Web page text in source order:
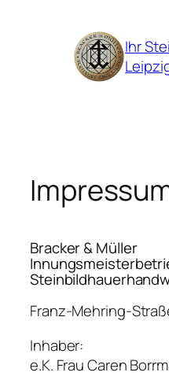
Ihr
Bracker & Müller
Franz-Mehring-
Inhaber:
e.K. Frau Caren